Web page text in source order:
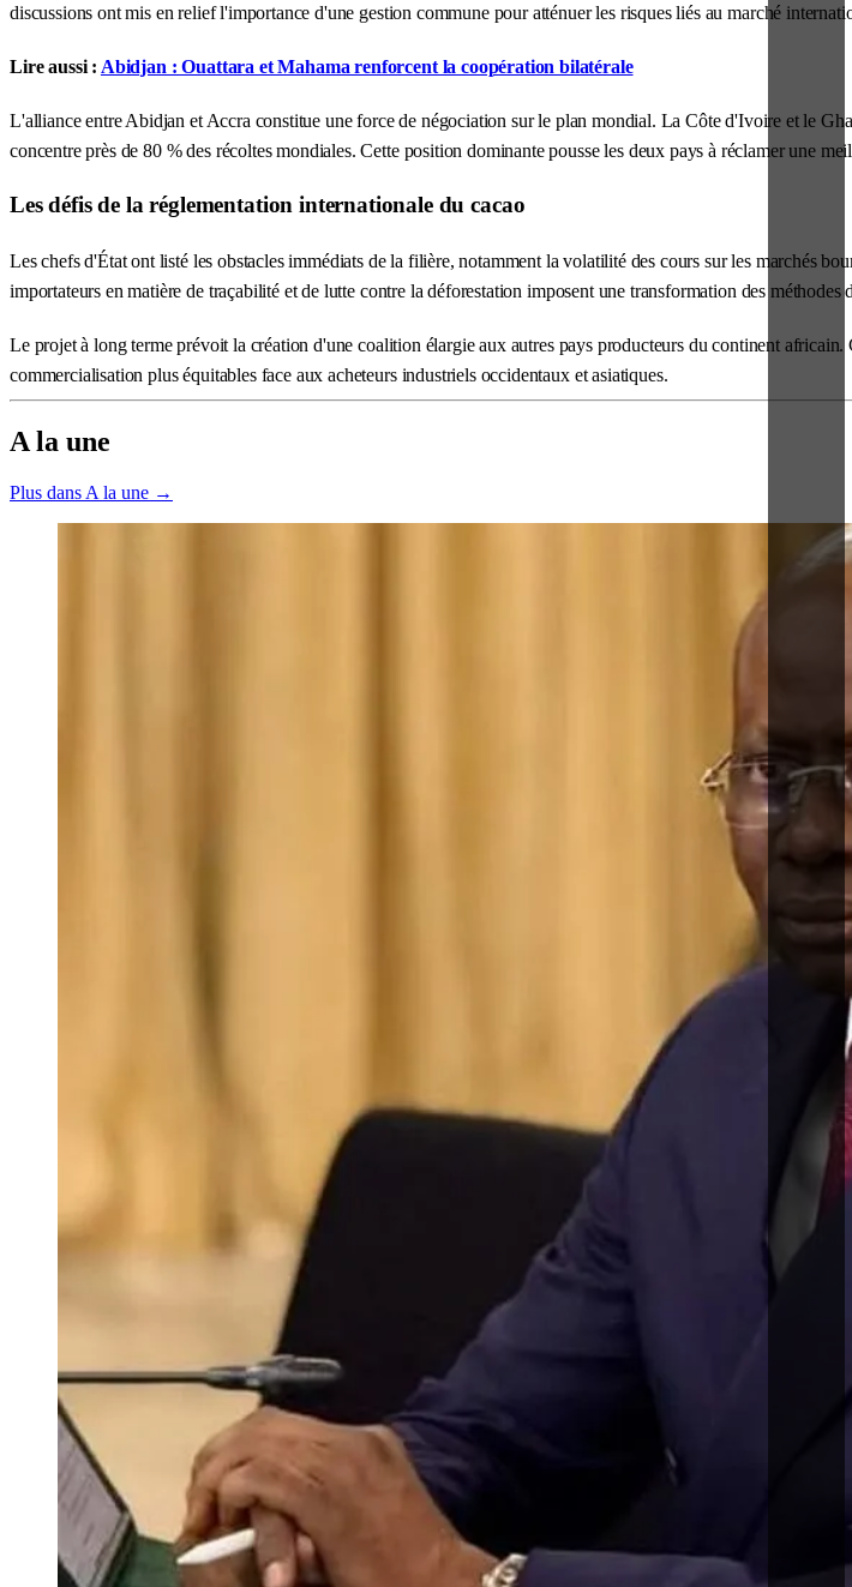
discussions ont mis en relief l'importance d'une gestion commune pour atténuer les risques liés au marché
Lire aussi : Abidjan : Ouattara et Mahama renforcent la coopération bilatérale
L'alliance entre Abidjan et Accra constitue une force de négociation sur le plan mondial. La Côte d'Ivoire et le
concentre près de 80 % des récoltes mondiales. Cette position dominante pousse les deux pays à réclamer une
Les défis de la réglementation internationale du cacao
Les chefs d'État ont listé les obstacles immédiats de la filière, notamment la volatilité des cours sur les marchés
importateurs en matière de traçabilité et de lutte contre la déforestation imposent une transformation des
Le projet à long terme prévoit la création d'une coalition élargie aux autres pays producteurs du continent
commercialisation plus équitables face aux acheteurs industriels occidentaux et asiatiques.
A la une
Plus dans A la une →